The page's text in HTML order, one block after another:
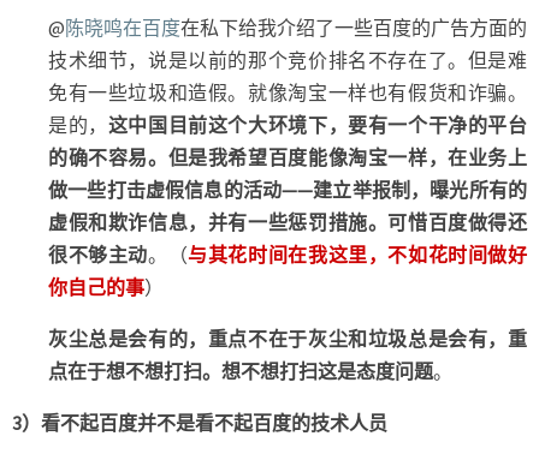
@陈晓鸣在百度在私下给我介绍了一些百度的广告方面的
技术细节，说是以前的那个竞价排名不存在了。但是难
免有一些垃圾和造假。就像淘宝一样也有假货和诈骗。
是的， 这中国目前这个大环境下，要有一个干净的平台
的确不容易。但是我希望百度能像淘宝一样，在业务上
做一些打击虚假信息的活动——建立举报制，曝光所有的
虚假和欺诈信息，并有一些惩罚措施。可惜百度做得还
很不够主动。（与其花时间在我这里，不如花时间做好
你自己的事）
灰尘总是会有的，重点不在于灰尘和垃圾总是会有，重
点在于想不想打扫。想不想打扫这是态度问题。
3）看不起百度并不是看不起百度的技术人员